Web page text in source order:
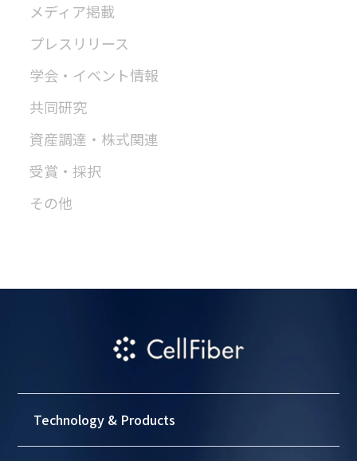
メディア掲載
プレスリリース
学会・イベント情報
共同研究
資産調達・株式関連
受賞・採択
その他
Technology & Products